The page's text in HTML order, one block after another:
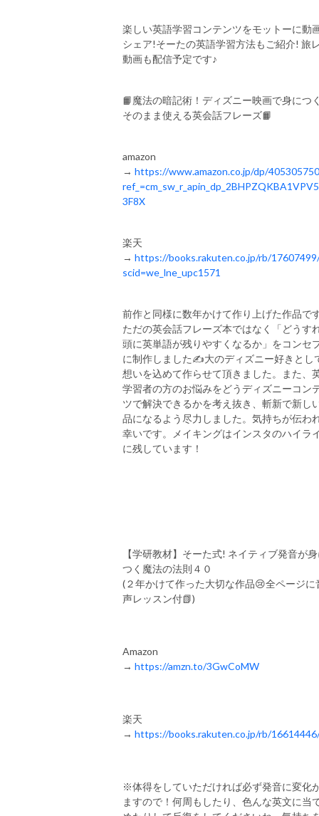
楽しい英語学習コンテンツをモットーに動
シェア!そーたの英語学習方法もご紹介! 旅
動画も配信予定です♪
📙魔法の暗記術！ディズニー映画で身につ
そのまま使える英会話フレーズ📙
amazon
→ https://www.amazon.co.jp/dp/
3F8X
楽天
→ https://books.rakuten.co.jp/rb/
scid=we_lne_upc1571
前作と同様に数年かけて作り上げた作品で
ただの英会話フレーズ本ではなく「どうす
頭に英単語が残りやすくなるか」をコンセ
に制作しました✍️大のディズニー好きとし
想いを込めて作らせて頂きました。また、
学習者の方のお悩みをどうディズニーコン
ツで解決できるかを考え抜き、斬新で新し
品になるよう尽力しました。気持ちが伝わ
幸いです。メイキングはインスタのハイラ
に残しています！
【学研教材】そーた式! ネイティブ発音が
つく魔法の法則４０
(２年かけて作った大切な作品😢全ページに
声レッスン付📗)
Amazon
→ https://amzn.to/3GwCoMW
楽天
→ https://books.rakuten.co.jp/rb/
※体得をしていただければ必ず発音に変化
ますので！何周もしたり、色んな英文に当